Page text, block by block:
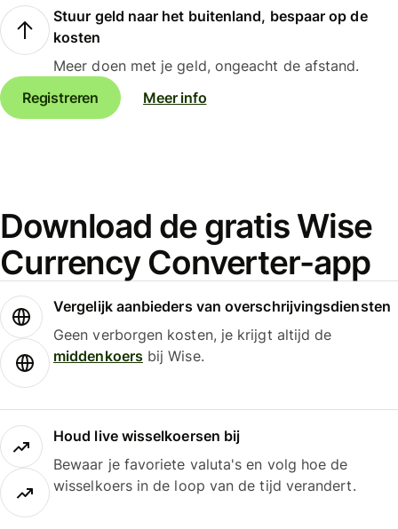
Stuur geld naar het buitenland, bespaar op de
kosten
Meer doen met je geld, ongeacht de afstand.
Registreren
Meer info
Download de gratis Wise
Currency Converter-app
Vergelijk aanbieders van overschrijvingsdiensten
Geen verborgen kosten, je krijgt altijd de
middenkoersbij Wise.
Houd live wisselkoersen bij
Bewaar je favoriete valuta's en volg hoe de
wisselkoers in de loop van de tijd verandert.